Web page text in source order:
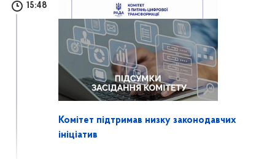
15:48
Комітет підтримав низку законодавчих
ініціатив